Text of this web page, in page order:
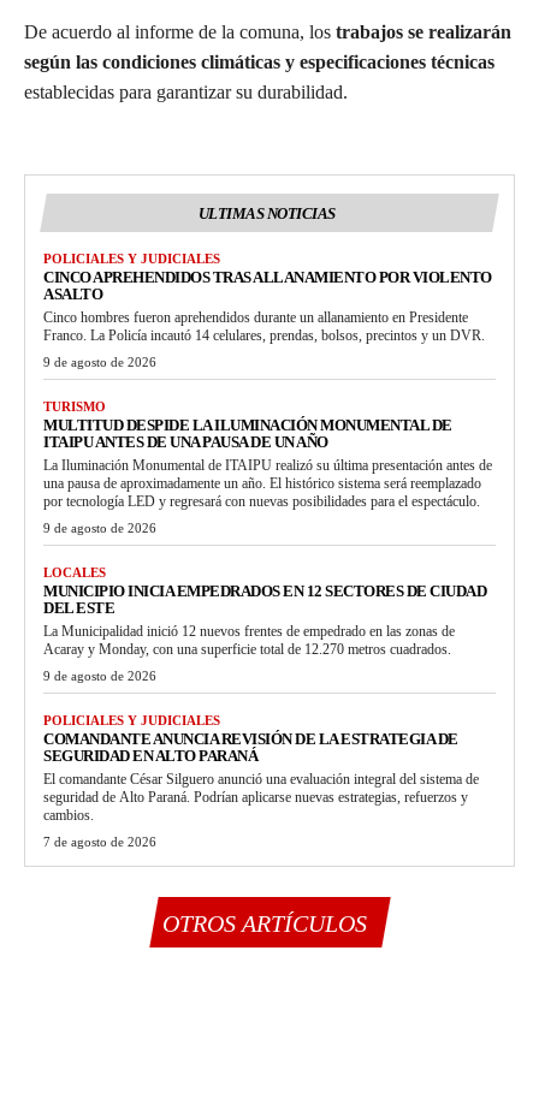
De acuerdo al informe de la comuna, los trabajos se realizarán
según las condiciones climáticas y especificaciones técnicas
establecidas para garantizar su durabilidad.
ULTIMAS NOTICIAS
POLICIALES Y JUDICIALES
CINCO APREHENDIDOS TRAS ALLANAMIENTO POR VIOLENTO
ASALTO
Cinco hombres fueron aprehendidos durante un allanamiento en Presidente
Franco. La Policía incautó 14 celulares, prendas, bolsos, precintos y un DVR.
9 de agosto de 2026
TURISMO
MULTITUD DESPIDE LA ILUMINACIÓN MONUMENTAL DE
ITAIPU ANTES DE UNA PAUSA DE UN AÑO
La Iluminación Monumental de ITAIPU realizó su última presentación antes de
una pausa de aproximadamente un año. El histórico sistema será reemplazado
por tecnología LED y regresará con nuevas posibilidades para el espectáculo.
9 de agosto de 2026
LOCALES
MUNICIPIO INICIA EMPEDRADOS EN 12 SECTORES DE CIUDAD
DEL ESTE
La Municipalidad inició 12 nuevos frentes de empedrado en las zonas de
Acaray y Monday, con una superficie total de 12.270 metros cuadrados.
9 de agosto de 2026
POLICIALES Y JUDICIALES
COMANDANTE ANUNCIA REVISIÓN DE LA ESTRATEGIA DE
SEGURIDAD EN ALTO PARANÁ
El comandante César Silguero anunció una evaluación integral del sistema de
seguridad de Alto Paraná. Podrían aplicarse nuevas estrategias, refuerzos y
cambios.
7 de agosto de 2026
OTROS ARTÍCULOS